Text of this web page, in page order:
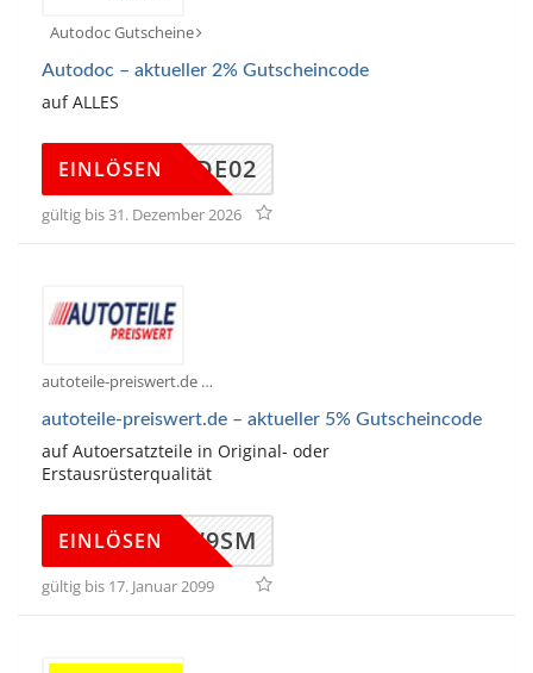
Autodoc Gutscheine
Autodoc – aktueller 2% Gutscheincode
auf ALLES
TDDE02
EINLÖSEN
gültig bis 31. Dezember 2026
autoteile-preiswert.de Gutscheine
autoteile-preiswert.de – aktueller 5% Gutscheincode
auf Autoersatzteile in Original- oder
Erstausrüsterqualität
785HW9SM
EINLÖSEN
gültig bis 17. Januar 2099